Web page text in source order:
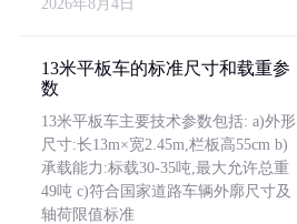
2026年8月4日
13米平板车的标准尺寸和载重参
数
13米平板车主要技术参数包括: a)外形
尺寸:长13m×宽2.45m,栏板高55cm b)
承载能力:标载30-35吨,最大允许总重
49吨 c)符合国家道路车辆外廓尺寸及
轴荷限值标准